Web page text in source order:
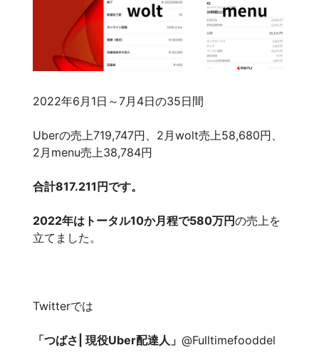
2022年6月1日～7月4日の35日間
Uberの売上719,747円、2月wolt売上58,680円、
2月menu売上38,784円
合計817.211円です。
2022年はトータル10か月程で580万円の売上を
立てました。
Twitterでは
「つばさ| 現役Uber配達人」 @Fulltimefooddel